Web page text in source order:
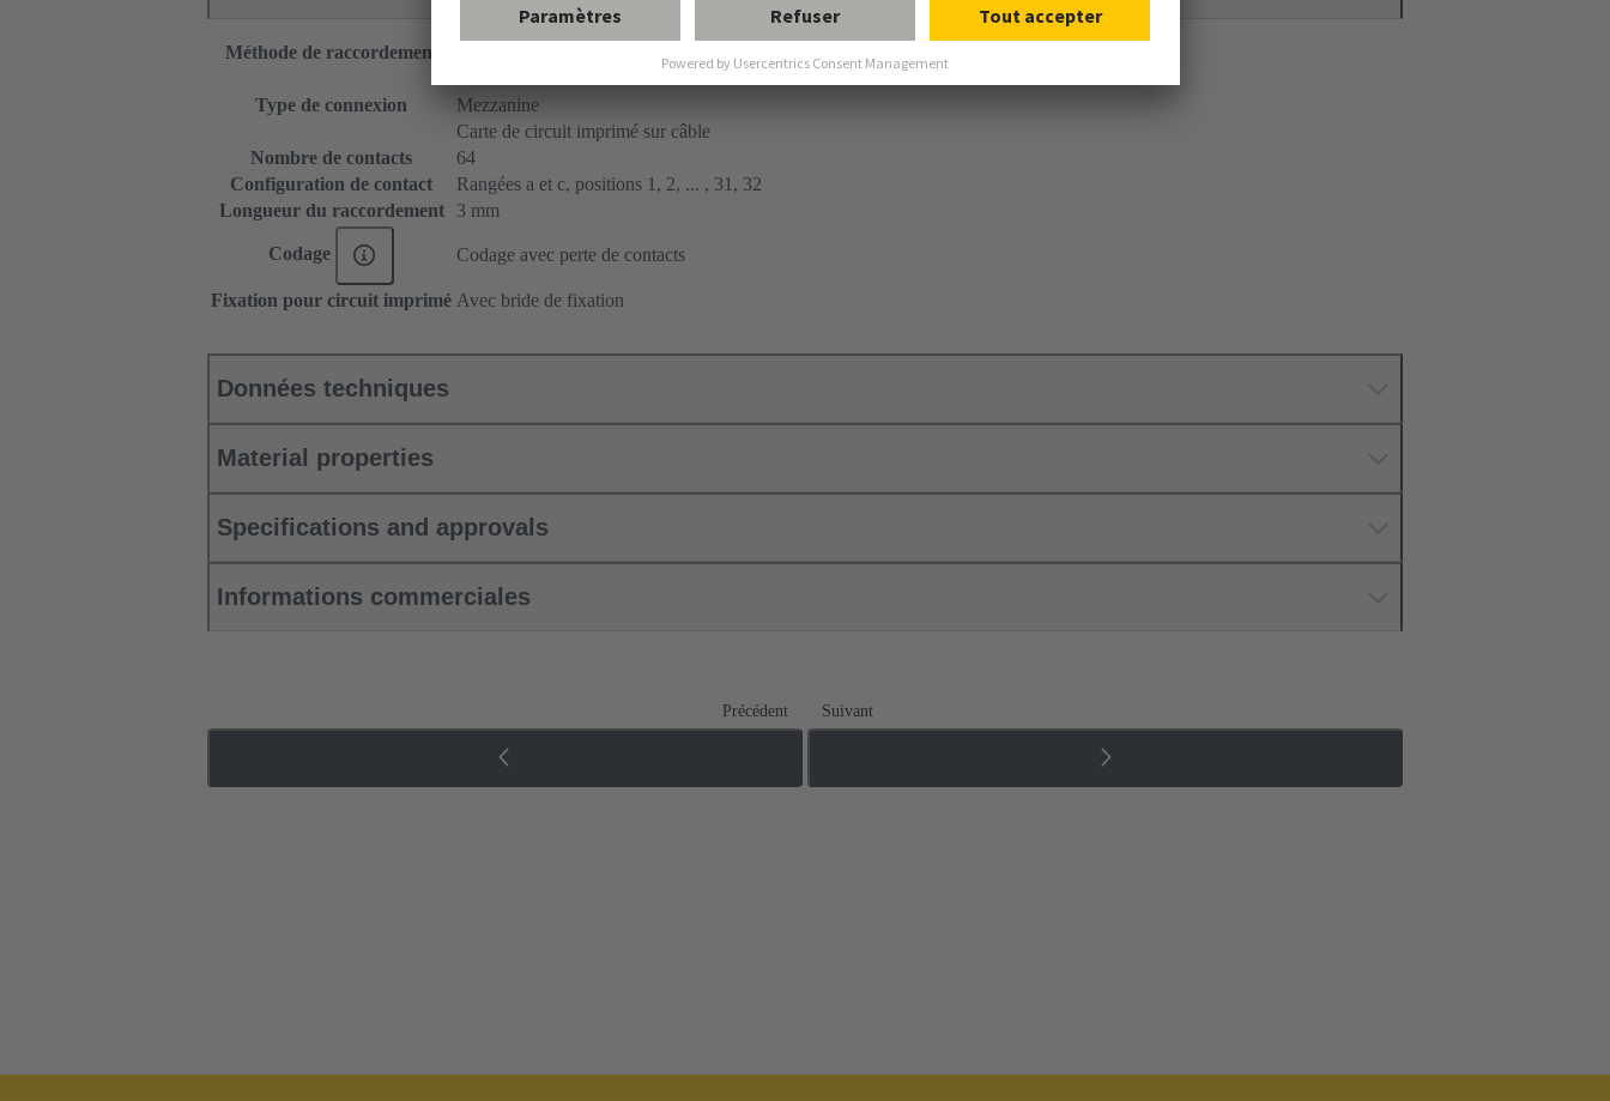
Méthode de raccordement
Type de connexion
Mezzanine
Carte de circuit imprimé sur câble
Nombre de contacts
64
Configuration de contact
Rangées a et c, positions 1, 2, ... , 31, 32
Longueur du raccordement
3 mm
Codage Codage avec perte de contacts
Fixation pour circuit imprimé Avec bride de fixation
Données techniques
Material properties
Specifications and approvals
Informations commerciales
Précédent Suivant